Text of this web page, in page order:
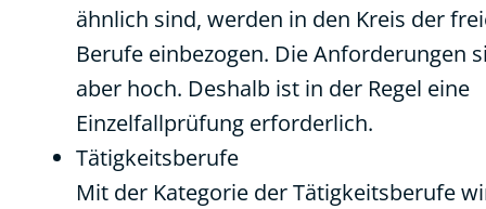
ähnlich sind, werden in den Kreis der
Berufe einbezogen. Die Anforderungen
aber hoch. Deshalb ist in der Regel eine
Einzelfallprüfung erforderlich.
Tätigkeitsberufe
Mit der Kategorie der Tätigkeitsberufe